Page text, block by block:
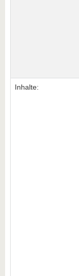
Inhalte: